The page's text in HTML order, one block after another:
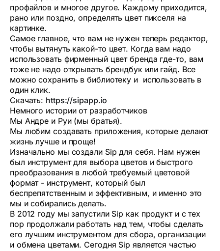
профайлов и многое другое. Каждому приходится,
рано или поздно, определять цвет пикселя на
картинке.
Самое главное, что вам не нужен теперь редактор,
чтобы вытянуть какой-то цвет. Когда вам надо
использовать фирменный цвет бренда где-то, вам
тоже не надо открывать брендбук или гайд. Все
можно сохранить в библиотеку и использовать в
один клик.
Скачать: https://sipapp.io
Немного истории от разработчиков
Мы Андре и Руи (мы братья).
Мы любим создавать приложения, которые делают
жизнь лучше и проще!
Изначально мы создали Sip для себя. Нам нужен
был инструмент для выбора цветов и быстрого
преобразования в любой требуемый цветовой
формат - инструмент, который был
беспрепятственным и эффективным, и именно это
мы и собирались делать.
В 2012 году мы запустили Sip как продукт и с тех
пор продолжали работать над тем, чтобы сделать
его лучшим инструментом для сбора, организации
и обмена цветами. Сегодня Sip является частью